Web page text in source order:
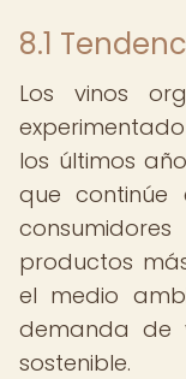
8.1
Los vinos
los últimos
que
productos
el medio
demanda de
sostenible.